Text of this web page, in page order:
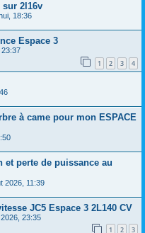
sur 2l16v
18:36
Espace 3
23:37
1 2 3 4
à came pour mon ESPACE
perte de puissance au
2026, 11:39
JC5 Espace 3 2L140 CV
23:35
1 2 3